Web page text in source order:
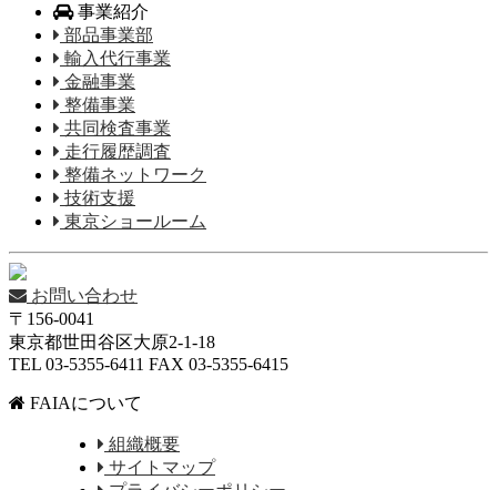
事業紹介
部品事業部
輸入代行事業
金融事業
整備事業
共同検査事業
走行履歴調査
整備ネットワーク
技術支援
東京ショールーム
お問い合わせ
〒156-0041
東京都世田谷区大原2-1-18
TEL 03-5355-6411 FAX 03-5355-6415
FAIAについて
組織概要
サイトマップ